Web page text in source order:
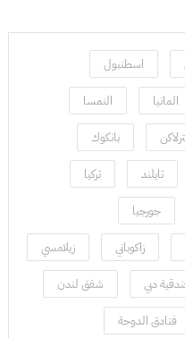
اسطنبول
المانيا النمسا
بانكوك
تايلند تركيا
جورجيا
زاكوباني زيلامسي
دبي شقق لندن
فنادق الدوحة